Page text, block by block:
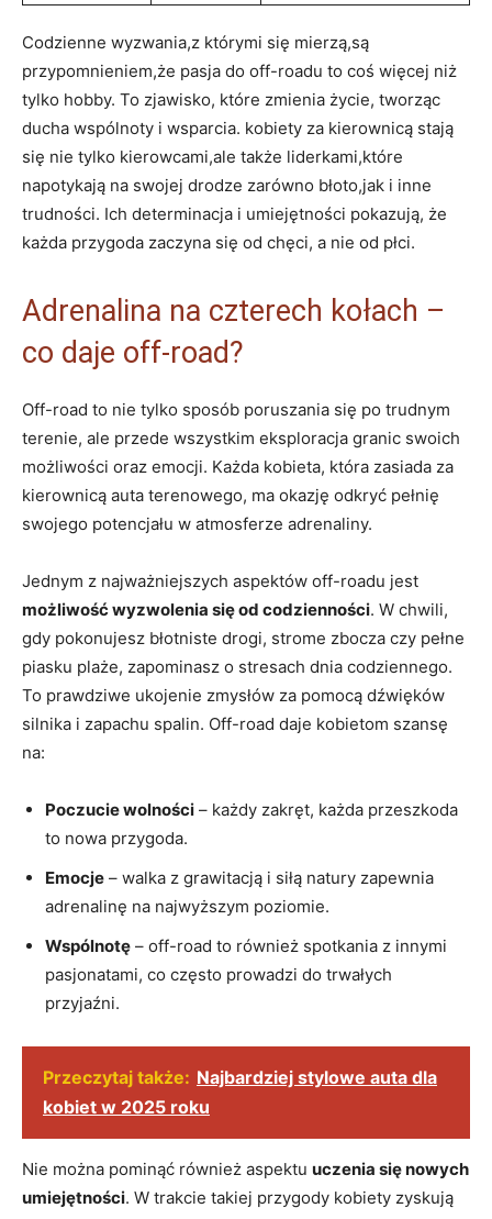
Codzienne wyzwania,z którymi się mierzą,są
przypomnieniem,że pasja do off-roadu to coś więcej niż
tylko hobby. To zjawisko, które zmienia życie, tworząc
ducha wspólnoty i wsparcia. kobiety za kierownicą stają
się nie tylko kierowcami,ale także liderkami,które
napotykają na swojej drodze zarówno błoto,jak i inne
trudności. Ich determinacja i umiejętności pokazują, że
każda przygoda zaczyna się od chęci, a nie od płci.
Adrenalina na czterech kołach –
co daje off-road?
Off-road to nie tylko sposób poruszania się po trudnym
terenie, ale przede wszystkim eksploracja granic swoich
możliwości oraz emocji. Każda kobieta, która zasiada za
kierownicą auta terenowego, ma okazję odkryć pełnię
swojego potencjału w atmosferze adrenaliny.
Jednym z najważniejszych aspektów off-roadu jest
możliwość wyzwolenia się od codzienności. W chwili,
gdy pokonujesz błotniste drogi, strome zbocza czy pełne
piasku plaże, zapominasz o stresach dnia codziennego.
To prawdziwe ukojenie zmysłów za pomocą dźwięków
silnika i zapachu spalin. Off-road daje kobietom szansę
na:
Poczucie wolności – każdy zakręt, każda przeszkoda
to nowa przygoda.
Emocje – walka z grawitacją i siłą natury zapewnia
adrenalinę na najwyższym poziomie.
Wspólnotę – off-road to również spotkania z innymi
pasjonatami, co często prowadzi do trwałych
przyjaźni.
Przeczytaj także: Najbardziej stylowe auta dla
kobiet w 2025 roku
Nie można pominąć również aspektu uczenia się nowych
umiejętności. W trakcie takiej przygody kobiety zyskują